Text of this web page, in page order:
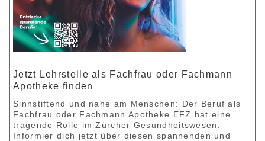
Jetzt Lehrstelle als Fachfrau oder Fachmann
Apotheke finden
Sinnstiftend und nahe am Menschen: Der Beruf als
Fachfrau oder Fachmann Apotheke EFZ hat eine
tragende Rolle im Zürcher Gesundheitswesen.
Informier dich jetzt über diesen spannenden und